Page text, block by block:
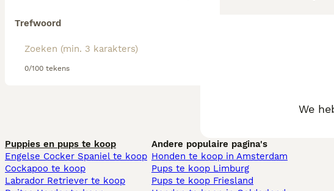
Trefwoord
0/100 tekens
We
Puppies en pups te koop
Engelse Cocker Spaniel te koop
Cockapoo te koop
Labrador Retriever te koop
Andere populaire pagina's
Honden te koop in Amsterdam
Pups te koop Limburg​
Pups te koop Friesland​